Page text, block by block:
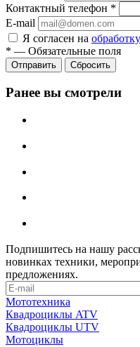
Контактный телефон *
E-mail
Я согласен на
* — Обязательные поля
Сбросить
Ранее вы смотрели
Подпишитесь на нашу
новинках техники,
предложениях.
Мототехника
Квадроциклы ATV
Квадроциклы UTV
Мотоциклы